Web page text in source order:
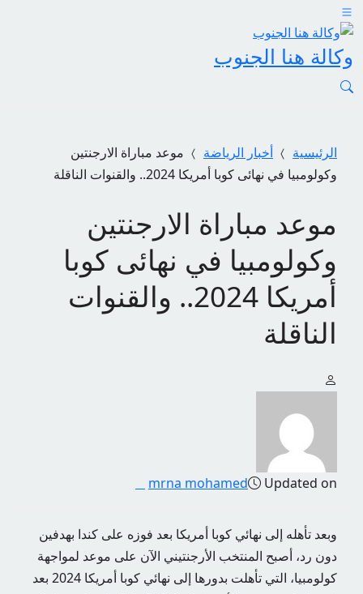
وكالة هنا الجنوب
الرئيسية أخبار الرياضة
موعد مباراة الارجنتين
وكولومبيا في نهائى كوبا أمريكا 2024.. والقنوات الناقلة
موعد مباراة الارجنتين
وكولومبيا في نهائى كوبا
أمريكا 2024.. والقنوات
الناقلة
mrna mohamed Updated on
وبعد تأهله إلى نهائي كوبا أمريكا بعد فوزه على كندا بهدفين
دون رد، أصبح المنتخب الأرجنتيني الآن على موعد لمواجهة
كولومبيا، التي تأهلت بدورها إلى نهائي كوبا أمريكا 2024 بعد